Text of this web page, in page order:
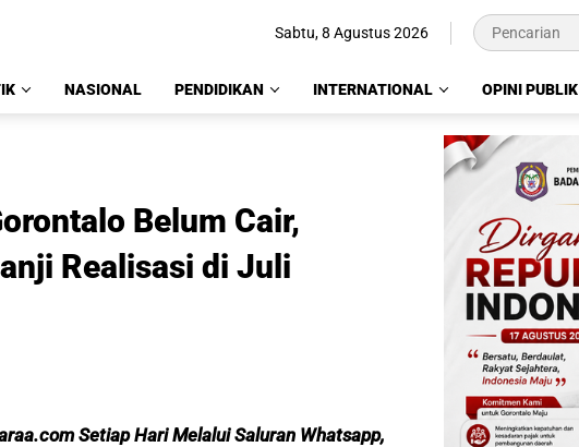
Sabtu, 8 Agustus 2026
NASIONAL PENDIDIKAN INTERNATIONAL OPINI PUBLIK
Belum Cair,
Realisasi di Juli
Setiap Hari Melalui Saluran Whatsapp,